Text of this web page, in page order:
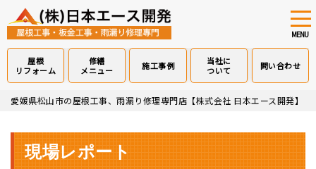
Skip
content
MENU
屋根
リフォーム
修繕
メニュー
施工事例
当社に
ついて
問い合わせ
愛媛県松山市の屋根工事、雨漏り修理専門店【株式会社 日本エース開発】
現場レポート